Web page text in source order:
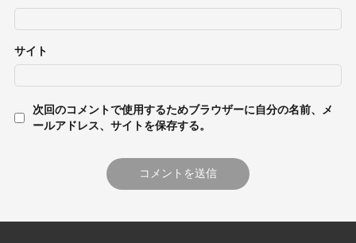
サイト
次回のコメントで使用するためブラウザーに自分の名前、メ
ールアドレス、サイトを保存する。